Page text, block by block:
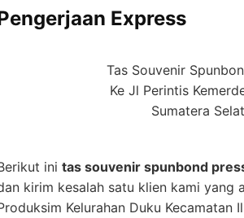
Express
Tas Souvenir
Ke Jl Perintis
Sumatera
ini tas souvenir spunbond
kirim kesalah satu klien kami yang
Kelurahan Duku Kecamatan